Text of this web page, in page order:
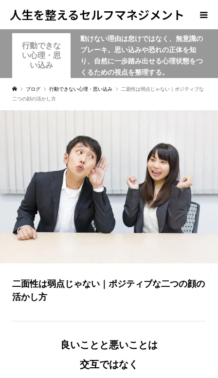
人生を整えるセルフマネジメント
行動できな
い心理・思
い込み
動けない理由は怠けではなく、無意識の
ブレーキ。思い込みや恐れの正体を知
り、自然に一歩踏み出せる心理状態をつ
くるための視点を整理する。
ブログ 行動できない心理・思い込み
二面性は弱点じゃない｜ポジティブな
二つの顔の活かし方
二面性は弱点じゃない｜ポジティブな二つの顔の
活かし方
良いことと悪いことは
交互ではなく